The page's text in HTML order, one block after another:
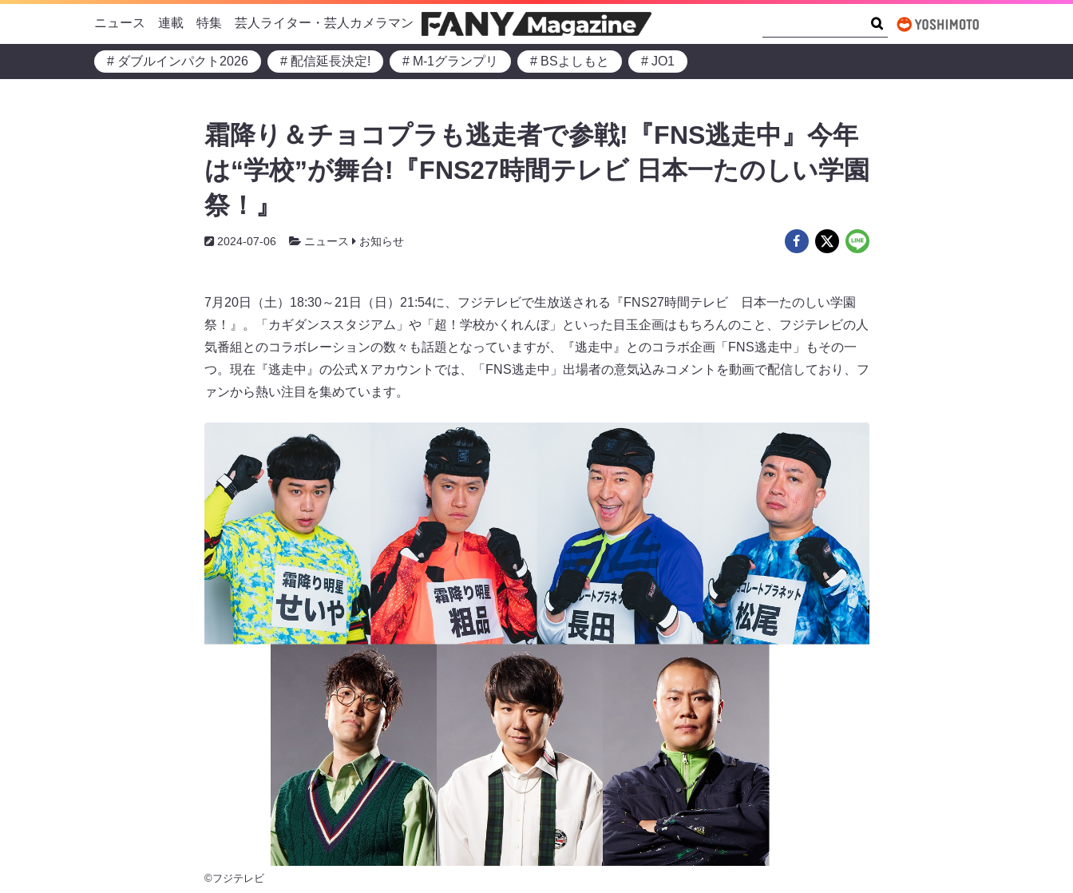
ニュース 連載 特集 芸人ライター・芸人カメラマン
# ダブルインパクト2026 # 配信延長決定! # M-1グランプリ # BSよしもと # JO1
霜降り＆チョコプラも逃走者で参戦!『FNS逃走中』今年
は“学校”が舞台!『FNS27時間テレビ 日本一たのしい学園
祭！』
2024-07-06 ニュース お知らせ
7月20日（土）18:30～21日（日）21:54に、フジテレビで生放送される『FNS27時間テレビ 日本一たのしい学園
祭！』。「カギダンススタジアム」や「超！学校かくれんぼ」といった目玉企画はもちろんのこと、フジテレビの人
気番組とのコラボレーションの数々も話題となっていますが、『逃走中』とのコラボ企画「FNS逃走中」もその一
つ。現在『逃走中』の公式Ｘアカウントでは、「FNS逃走中」出場者の意気込みコメントを動画で配信しており、フ
ァンから熱い注目を集めています。
©フジテレビ